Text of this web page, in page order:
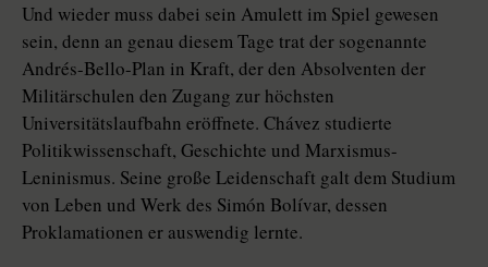
Und wieder muss dabei sein Amulett im Spiel gewesen
sein, denn an genau diesem Tage trat der sogenannte
Andrés-Bello-Plan in Kraft, der den Absolventen der
Militärschulen den Zugang zur höchsten
Universitätslaufbahn eröffnete. Chávez studierte
Politikwissenschaft, Geschichte und Marxismus-
Leninismus. Seine große Leidenschaft galt dem Studium
von Leben und Werk des Simón Bolívar, dessen
Proklamationen er auswendig lernte.